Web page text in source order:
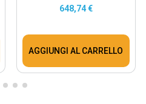
648,74 €
AGGIUNGI AL CARRELLO